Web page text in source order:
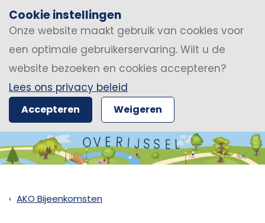
Cookie instellingen
Onze website maakt gebruik van cookies voor
een optimale gebruikerservaring. Wilt u de
website bezoeken en cookies accepteren?
Lees ons privacy beleid
Accepteren Weigeren
AKO Bijeenkomsten